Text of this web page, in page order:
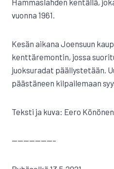
Hammaslahden kentällä,
vuonna 1961.
Kesän aikana Joensuun
kenttäremontin, jossa
juoksuradat päällystetään.
päästäneen kilpailemaan
Teksti ja kuva: Eero Könönen
———————–